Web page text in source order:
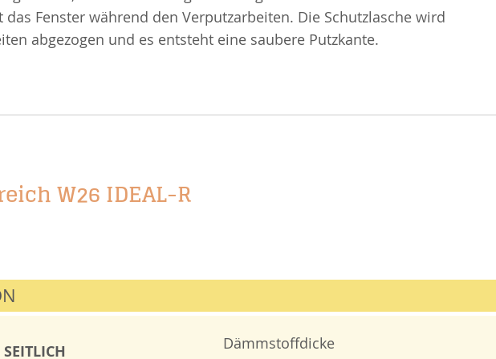
das Fenster während den Verputzarbeiten. Die Schutzlasche wird
abgezogen und es entsteht eine saubere Putzkante.
W26 IDEAL-R
Dämmstoffdicke